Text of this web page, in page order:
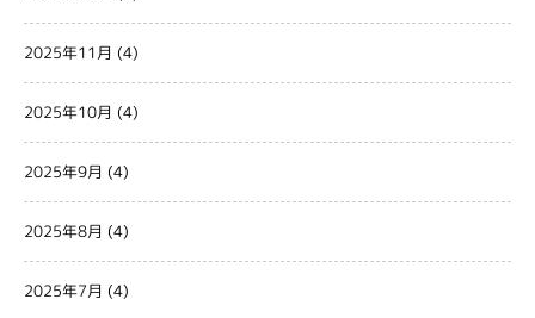
2025年11月 (4)
2025年10月 (4)
2025年9月 (4)
2025年8月 (4)
2025年7月 (4)